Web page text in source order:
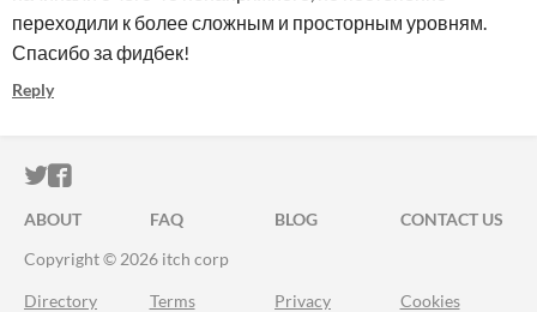
переходили к более сложным и просторным уровням.
Спасибо за фидбек!
Reply
ITCH.IO ON TWITTER
ITCH.IO ON FACEBOOK
ABOUT FAQ BLOG
CONTACT US
Copyright © 2026 itch corp
Directory Terms Privacy Cookies